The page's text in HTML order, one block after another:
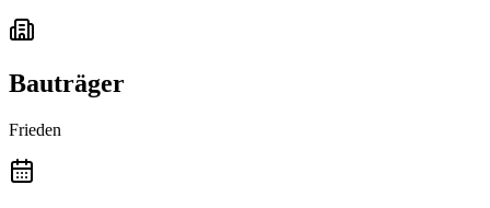
Bauträger
Frieden